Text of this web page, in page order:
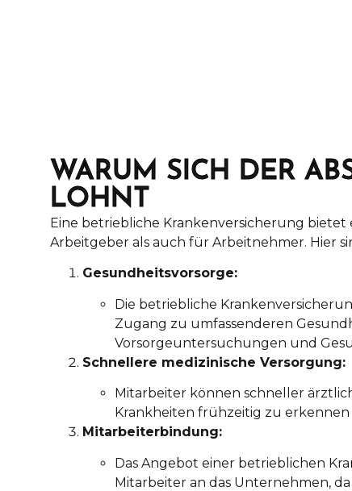
WARUM SICH DER
LOHNT
Eine betriebliche Krankenversicherung
Arbeitgeber als auch für Arbeitnehmer. Hier
Gesundheitsvorsorge:
Die betriebliche
Zugang zu umfassenderen
Vorsorgeuntersuchungen und
Schnellere medizinische Versorgung:
Mitarbeiter können schneller
Krankheiten frühzeitig zu
Mitarbeiterbindung:
Das Angebot einer betrieblichen
Mitarbeiter an das Unternehmen,